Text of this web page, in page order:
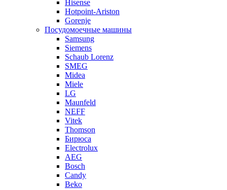
Hisense
Hotpoint-Ariston
Gorenje
Посудомоечные машины
Samsung
Siemens
Schaub Lorenz
SMEG
Midea
Miele
LG
Maunfeld
NEFF
Vitek
Thomson
Бирюса
Electrolux
AEG
Bosch
Candy
Beko